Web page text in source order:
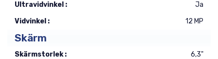
Ultravidvinkel :
Ja
Vidvinkel :
12 MP
Skärm
Skärmstorlek :
6,3"